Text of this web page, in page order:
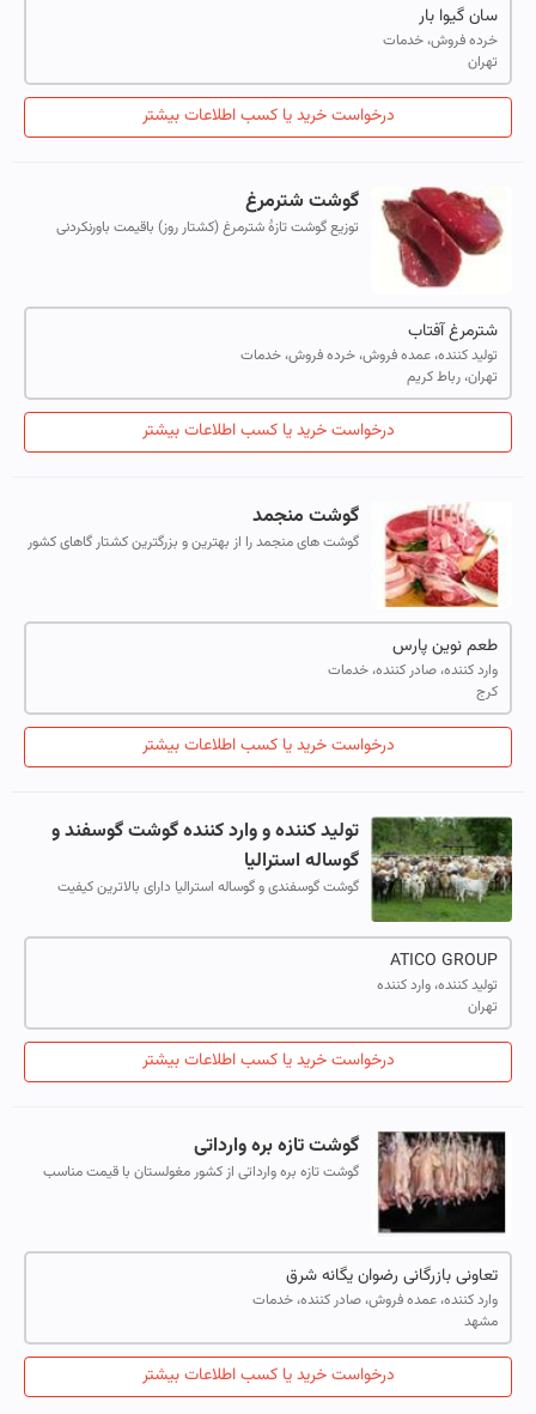
سان گیوا بار
خرده فروش، خدمات
تهران
درخواست خرید یا کسب اطلاعات بیشتر
گوشت شترمرغ
توزیع گوشت تازهٔ شترمرغ (کشتار روز) باقیمت باورنکردنی
شترمرغ آفتاب
تولید کننده، عمده فروش، خرده فروش، خدمات
تهران، رباط کریم
درخواست خرید یا کسب اطلاعات بیشتر
گوشت منجمد
گوشت های منجمد را از بهترین و بزرگترین کشتار گاهای کشور
طعم نوین پارس
وارد کننده، صادر کننده، خدمات
کرج
درخواست خرید یا کسب اطلاعات بیشتر
تولید کننده و وارد کننده گوشت گوسفند و
گوساله استرالیا
گوشت گوسفندی و گوساله استرالیا دارای بالاترین کیفیت
ATICO GROUP
تولید کننده، وارد کننده
تهران
درخواست خرید یا کسب اطلاعات بیشتر
گوشت تازه بره وارداتی
گوشت تازه بره وارداتی از کشور مغولستان با قیمت مناسب
تعاونی بازرگانی رضوان یگانه شرق
وارد کننده، عمده فروش، صادر کننده، خدمات
مشهد
درخواست خرید یا کسب اطلاعات بیشتر